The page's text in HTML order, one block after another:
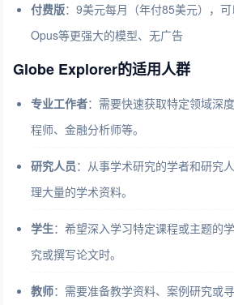
付费版：9美元每月（年付85美元），
Opus等更强大的模型、无广告
Globe Explorer的适用人群
专业工作者：需要快速获取特定领域深
程师、金融分析师等。
研究人员：从事学术研究的学者和研究
理大量的学术资料。
学生：希望深入学习特定课程或主题的
究或撰写论文时。
教师：需要准备教学资料、案例研究或